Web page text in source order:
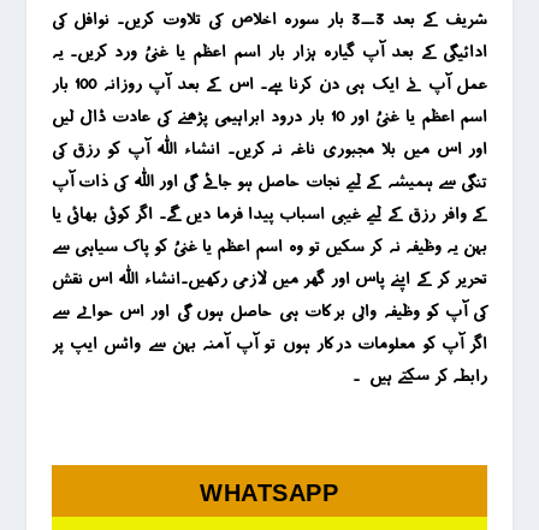
شریف کے بعد 3_3 بار سورہ اخلاص کی تلاوت کریں۔ نوافل کی
ادائیگی کے بعد آپ گیارہ ہزار بار اسم اعظم یا غنیُ ورد کریں۔ یہ
عمل آپ نے ایک ہی دن کرنا ہے۔ اس کے بعد آپ روزانہ 100 بار
اسم اعظم یا غنیُ اور 10 بار درود ابراہیمی پڑھنے کی عادت ڈال لیں
اور اس میں بلا مجبوری ناغہ نہ کریں۔ انشاء اللہ آپ کو رزق کی
تنگی سے ہمیشہ کے لیے نجات حاصل ہو جائے گی اور اللہ کی ذات آپ
کے وافر رزق کے لیے غیبی اسباب پیدا فرما دیں گے۔ اگر کوئی بھائی یا
بہن یہ وظیفہ نہ کر سکیں تو وہ اسم اعظم یا غنیُ کو پاک سیاہی سے
تحریر کر کے اپنے پاس اور گھر میں لازمی رکھیں۔انشاء اللہ اس نقش
کی آپ کو وظیفہ والی برکات ہی حاصل ہوں گی اور اس حوالے سے
اگر آپ کو معلومات درکار ہوں تو آپ آمنہ بہن سے واٹس ایپ پر
رابطہ کر سکتے ہیں ۔
WHATSAPP